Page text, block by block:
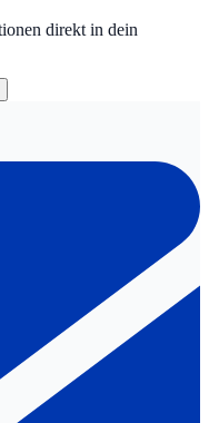
direkt in dein